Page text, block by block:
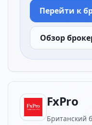
Перейти к
Обзор
FxPro
Британский